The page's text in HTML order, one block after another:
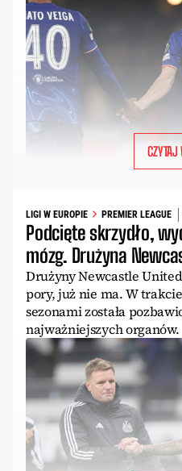
LIGI W EUROPIE PREMIER LEAGUE
Podcięte skrzydło,
mózg. Drużyna
Drużyny Newcastle
pory, już nie ma. W
sezonami została
najważniejszych organów.